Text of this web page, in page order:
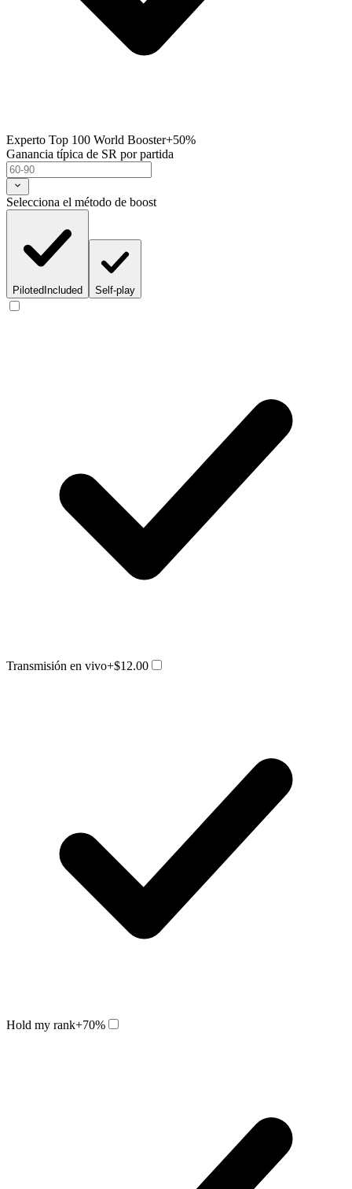
Experto Top 100 World Booster+50%
Ganancia típica de SR por partida
Selecciona el método de boost
Piloted Included Self-play
Transmisión en vivo+$12.00
Hold my rank+70%